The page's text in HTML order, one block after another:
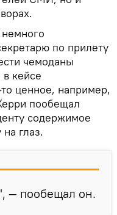
по прилету
чемоданы
кейсе
ценное, например,
пообещал
содержимое
глаз.
— пообещал он.